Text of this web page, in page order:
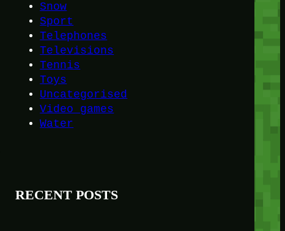
Snow
Sport
Telephones
Televisions
Tennis
Toys
Uncategorised
Video games
Water
RECENT POSTS